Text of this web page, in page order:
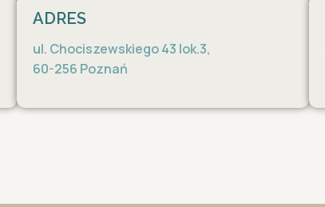
ADRES
ul. Chociszewskiego 43 lok.3,
60-256 Poznań